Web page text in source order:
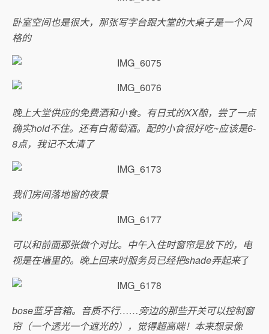
卧室空间也是很大，那张写字台跟大堂的大桌子是一个风
格的
晚上大堂供应的免费酒和小食。有日式的XX酿，尝了一点
确实hold不住。还有白葡萄酒。配的小食很好吃~应该是6-
8点，我记不太清了
我们房间落地窗的夜景
可以和前面那张做个对比。中午入住时窗帘是放下的，电
视是在墙里的。晚上回来时服务员已经把shade弄起来了
bose蓝牙音箱。音质不行……旁边的那些开关可以控制窗
帘（一个透光一个遮光的），觉得超高端！本来想录像